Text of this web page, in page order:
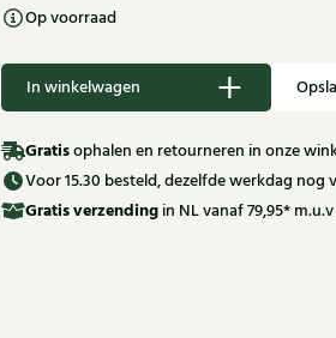
Op voorraad
In winkelwagen
Gratisophalen en retourneren in onze
Voor 15.30 besteld, dezelfde werkdag nog
Gratisverzending in NL vanaf 79,95*